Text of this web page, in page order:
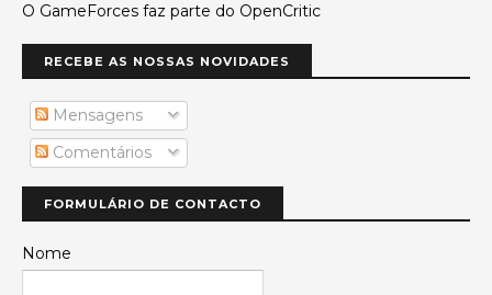
O GameForces faz parte do OpenCritic
RECEBE AS NOSSAS NOVIDADES
Mensagens
Comentários
FORMULÁRIO DE CONTACTO
Nome